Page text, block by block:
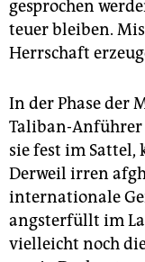
gesprochen
teuer bleiben.
Herrschaft
In der Phase der
Taliban-Anführer
sie fest im Sattel,
Derweil irren
internationale
angsterfüllt im
vielleicht noch